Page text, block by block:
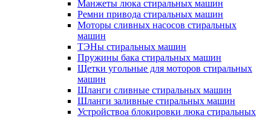
Манжеты люка стиральных машин
Ремни привода стиральных машин
Моторы сливных насосов стиральных
машин
ТЭНы стиральных машин
Пружины бака стиральных машин
Щетки угольные для моторов стиральных
машин
Шланги сливные стиральных машин
Шланги заливные стиральных машин
Устройствоа блокировки люка стиральных